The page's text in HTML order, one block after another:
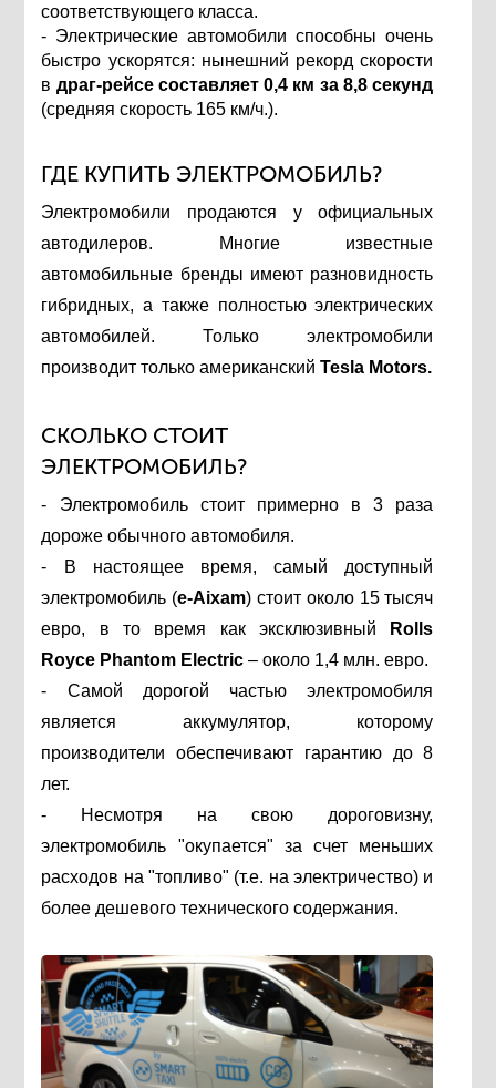
соответствующего класса.
- Электрические автомобили способны очень
быстро ускорятся: нынешний рекорд скорости
в драг-рейсе составляет 0,4 км за 8,8 секунд
(средняя скорость 165 км/ч.).
ГДЕ КУПИТЬ ЭЛЕКТРОМОБИЛЬ?
Электромобили продаются у официальных
автодилеров. Многие известные
автомобильные бренды имеют разновидность
гибридных, а также полностью электрических
автомобилей. Только электромобили
производит только американскийTesla Motors.
СКОЛЬКО СТОИТ
ЭЛЕКТРОМОБИЛЬ?
- Электромобиль стоит примерно в 3 раза
дороже обычного автомобиля.
- В настоящее время, самый доступный
электромобиль (е-Aixam) стоит около 15 тысяч
евро, в то время как эксклюзивный
Rolls
Royce Phantom Electric – около 1,4 млн. евро.
- Самой дорогой частью электромобиля
является аккумулятор, которому
производители обеспечивают гарантию до 8
лет.
- Несмотря на свою дороговизну,
электромобиль "окупается" за счет меньших
расходов на "топливо" (т.е. на электричество) и
более дешевого технического содержания.